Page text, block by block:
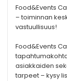
Food&Events
– toiminnan
vastuullisuus!
Food&Events
asiakkaiden
tarpeet – kysy